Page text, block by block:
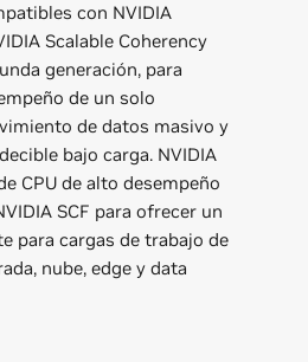
con NVIDIA
Scalable Coherency
generación, para
de un solo
de datos masivo y
bajo carga. NVIDIA
CPU de alto desempeño
SCF para ofrecer un
para cargas de trabajo de
nube, edge y data